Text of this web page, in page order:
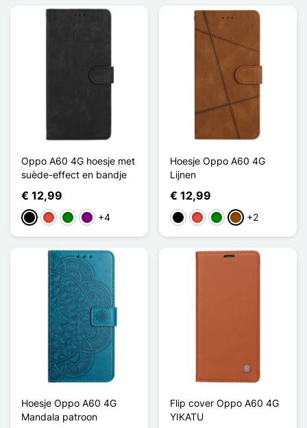
Oppo A60 4G hoesje met
suède-effect en bandje
€ 12,99
ZwartRoodGroenPurper
+4
Hoesje Oppo A60 4G
Lijnen
€ 12,99
ZwartRoodGroenBruin+2
Hoesje Oppo A60 4G
Mandala patroon
Flip cover Oppo A60 4G
YIKATU